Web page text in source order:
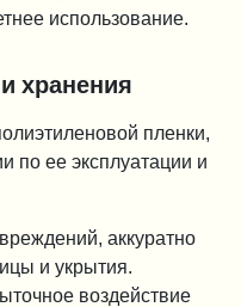
использование.
хранения
пленки,
по ее эксплуатации и
аккуратно
и укрытия.
воздействие